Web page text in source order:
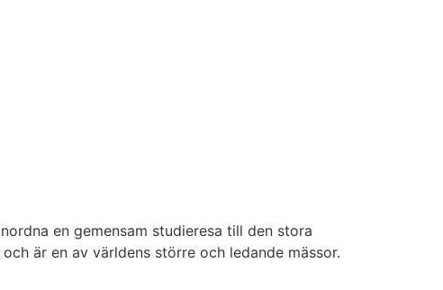
en gemensam studieresa till den stora
är en av världens större och ledande mässor.